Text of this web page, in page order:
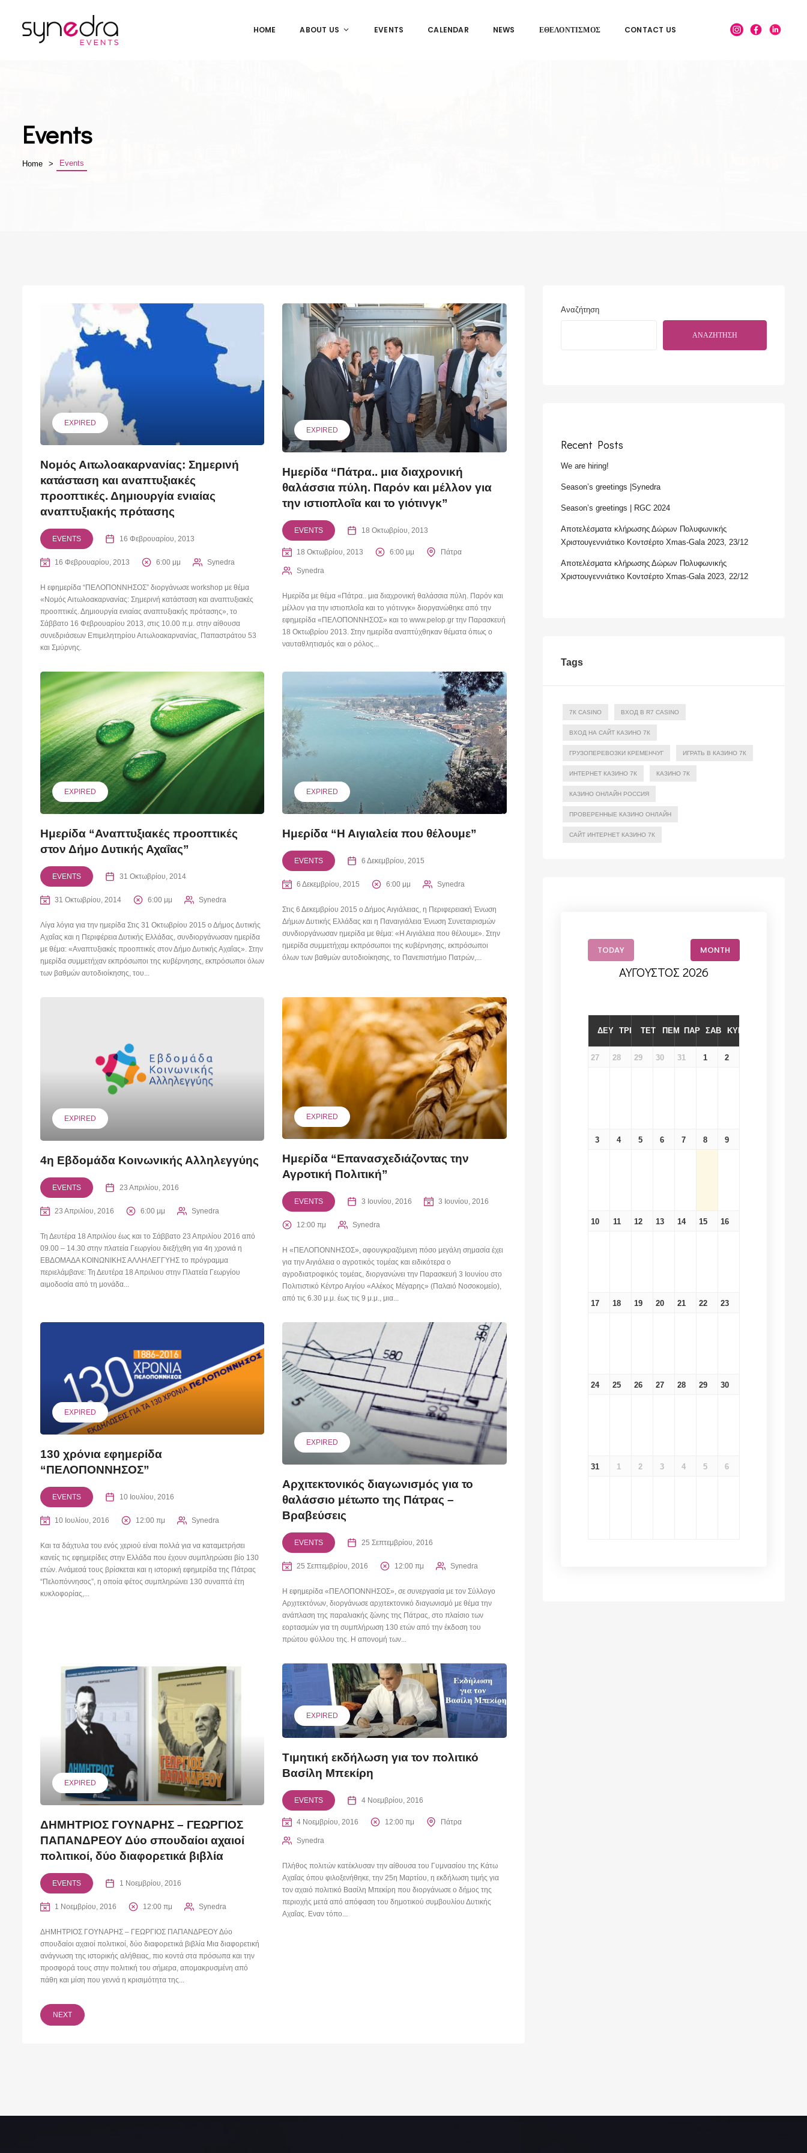
HOME ABOUT US EVENTS CALENDAR NEWS ΕΘΕΛΟΝΤΙΣΜΌΣ CONTACT US INSTAGRAM
FACEBOOKLINKEDIN
Events
Home Events
EXPIRED
Νομός Αιτωλοακαρνανίας: Σημερινή
κατάσταση και αναπτυξιακές
προοπτικές. Δημιουργία ενιαίας
αναπτυξιακής πρότασης
EVENTS 16 Φεβρουαρίου, 2013
16 Φεβρουαρίου, 2013 6:00 μμ Synedra
Η εφημερίδα “ΠΕΛΟΠΟΝΝΗΣΟΣ” διοργάνωσε workshop με θέμα
«Νομός Αιτωλοακαρνανίας: Σημερινή κατάσταση και αναπτυξιακές
προοπτικές. Δημιουργία ενιαίας αναπτυξιακής πρότασης», το
Σάββατο 16 Φεβρουαρίου 2013, στις 10.00 π.μ. στην αίθουσα
συνεδριάσεων Επιμελητηρίου Αιτωλοακαρνανίας, Παπαστράτου 53
και Σμύρνης.
EXPIRED
Ημερίδα “Πάτρα.. μια διαχρονική
θαλάσσια πύλη. Παρόν και μέλλον για
την ιστιοπλοΐα και το γιότινγκ”
EVENTS 18 Οκτωβρίου, 2013
18 Οκτωβρίου, 2013 6:00 μμ Πάτρα
Synedra
Ημερίδα με θέμα «Πάτρα.. μια διαχρονική θαλάσσια πύλη. Παρόν και
μέλλον για την ιστιοπλοΐα και το γιότινγκ» διοργανώθηκε από την
εφημερίδα «ΠΕΛΟΠΟΝΝΗΣΟΣ» και το www.pelop.gr την Παρασκευή
18 Οκτωβρίου 2013. Στην ημερίδα αναπτύχθηκαν θέματα όπως ο
ναυταθλητισμός και ο ρόλος...
EXPIRED
Ημερίδα “Αναπτυξιακές προοπτικές
στον Δήμο Δυτικής Αχαΐας”
EVENTS 31 Οκτωβρίου, 2014
31 Οκτωβρίου, 2014 6:00 μμ Synedra
Λίγα λόγια για την ημερίδα Στις 31 Οκτωβρίου 2015 ο Δήμος Δυτικής
Αχαΐας και η Περιφέρεια Δυτικής Ελλάδας, συνδιοργάνωσαν ημερίδα
με θέμα: «Αναπτυξιακές προοπτικές στον Δήμο Δυτικής Αχαΐας». Στην
ημερίδα συμμετήχαν εκπρόσωποι της κυβέρνησης, εκπρόσωποι όλων
των βαθμών αυτοδιοίκησης, του...
EXPIRED
Ημερίδα “Η Αιγιαλεία που θέλουμε”
EVENTS 6 Δεκεμβρίου, 2015
6 Δεκεμβρίου, 2015 6:00 μμ Synedra
Στις 6 Δεκεμβρίου 2015 ο Δήμος Αιγιάλειας, η Περιφερειακή Ένωση
Δήμων Δυτικής Ελλάδας και η Παναιγιάλεια Ένωση Συνεταιρισμών
συνδιοργάνωσαν ημερίδα με θέμα: «Η Αιγιάλεια που θέλουμε». Στην
ημερίδα συμμετήχαμ εκπρόσωποι της κυβέρνησης, εκπρόσωποι
όλων των βαθμών αυτοδιοίκησης, το Πανεπιστήμιο Πατρών,...
EXPIRED
4η Εβδομάδα Κοινωνικής Αλληλεγγύης
EVENTS 23 Απριλίου, 2016
23 Απριλίου, 2016 6:00 μμ Synedra
Τη Δευτέρα 18 Απριλίου έως και το Σάββατο 23 Απριλίου 2016 από
09.00 – 14.30 στην πλατεία Γεωργίου διεξήχθη για 4η χρονιά η
ΕΒΔΟΜΑΔΑ ΚΟΙΝΩΝΙΚΗΣ ΑΛΛΗΛΕΓΓΥΗΣ το πρόγραμμα
περιελάμβανε: Τη Δευτέρα 18 Απριλιου στην Πλατεία Γεωργίου
αιμοδοσία από τη μονάδα...
EXPIRED
Ημερίδα “Επανασχεδιάζοντας την
Αγροτική Πολιτική”
EVENTS 3 Ιουνίου, 2016 3 Ιουνίου, 2016
12:00 πμ Synedra
Η «ΠΕΛΟΠΟΝΝΗΣΟΣ», αφουγκραζόμενη πόσο μεγάλη σημασία έχει
για την Αιγιάλεια ο αγροτικός τομέας και ειδικότερα ο
αγροδιατροφικός τομέας, διοργανώνει την Παρασκευή 3 Ιουνίου στο
Πολιτιστικό Κέντρο Αιγίου «Αλέκος Μέγαρης» (Παλαιό Νοσοκομείο),
από τις 6.30 μ.μ. έως τις 9 μ.μ., μια...
EXPIRED
130 χρόνια εφημερίδα
“ΠΕΛΟΠΟΝΝΗΣΟΣ”
EVENTS 10 Ιουλίου, 2016
10 Ιουλίου, 2016 12:00 πμ Synedra
Και τα δάχτυλα του ενός χεριού είναι πολλά για να καταμετρήσει
κανείς τις εφημερίδες στην Ελλάδα που έχουν συμπληρώσει βίο 130
ετών. Ανάμεσά τους βρίσκεται και η ιστορική εφημερίδα της Πάτρας
“Πελοπόννησος”, η οποία φέτος συμπληρώνει 130 συναπτά έτη
κυκλοφορίας,...
EXPIRED
Αρχιτεκτονικός διαγωνισμός για το
θαλάσσιο μέτωπο της Πάτρας –
Βραβεύσεις
EVENTS 25 Σεπτεμβρίου, 2016
25 Σεπτεμβρίου, 2016 12:00 πμ Synedra
Η εφημερίδα «ΠΕΛΟΠΟΝΝΗΣΟΣ», σε συνεργασία με τον Σύλλογο
Αρχιτεκτόνων, διοργάνωσε αρχιτεκτονικό διαγωνισμό με θέμα την
ανάπλαση της παραλιακής ζώνης της Πάτρας, στο πλαίσιο των
εορτασμών για τη συμπλήρωση 130 ετών από την έκδοση του
πρώτου φύλλου της. Η απονομή των...
EXPIRED
ΔΗΜΗΤΡΙΟΣ ΓΟΥΝΑΡΗΣ – ΓΕΩΡΓΙΟΣ
ΠΑΠΑΝΔΡΕΟΥ Δύο σπουδαίοι αχαιοί
πολιτικοί, δύο διαφορετικά βιβλία
EVENTS 1 Νοεμβρίου, 2016
1 Νοεμβρίου, 2016 12:00 πμ Synedra
ΔΗΜΗΤΡΙΟΣ ΓΟΥΝΑΡΗΣ – ΓΕΩΡΓΙΟΣ ΠΑΠΑΝΔΡΕΟΥ Δύο
σπουδαίοι αχαιοί πολιτικοί, δύο διαφορετικά βιβλία Μια διαφορετική
ανάγνωση της ιστορικής αλήθειας, πιο κοντά στα πρόσωπα και την
προσφορά τους στην πολιτική του σήμερα, απομακρυσμένη από
πάθη και μίση που γεννά η κρισιμότητα της...
EXPIRED
Τιμητική εκδήλωση για τον πολιτικό
Βασίλη Μπεκίρη
EVENTS 4 Νοεμβρίου, 2016
4 Νοεμβρίου, 2016 12:00 πμ Πάτρα
Synedra
Πλήθος πολιτών κατέκλυσαν την αίθουσα του Γυμνασίου της Κάτω
Αχαΐας όπου φιλοξενήθηκε, την 25η Μαρτίου, η εκδήλωση τιμής για
τον αχαιό πολιτικό Βασίλη Μπεκίρη που διοργάνωσε ο δήμος της
περιοχής μετά από απόφαση του δημοτικού συμβουλίου Δυτικής
Αχαΐας. Εναν τόπο...
NEXT
Αναζήτηση
ΑΝΑΖΉΤΗΣΗ
Recent Posts
We are hiring!
Season’s greetings |Synedra
Season’s greetings | RGC 2024
Αποτελέσματα κλήρωσης Δώρων Πολυφωνικής
Χριστουγεννιάτικο Κοντσέρτο Xmas-Gala 2023, 23/12
Αποτελέσματα κλήρωσης Δώρων Πολυφωνικής
Χριστουγεννιάτικο Κοντσέρτο Xmas-Gala 2023, 22/12
Tags
7К CASINO ВХОД В R7 CASINO
ВХОД НА САЙТ КАЗИНО 7К
ГРУЗОПЕРЕВОЗКИ КРЕМЕНЧУГ ИГРАТЬ В КАЗИНО 7К
ИНТЕРНЕТ КАЗИНО 7К КАЗИНО 7К
КАЗИНО ОНЛАЙН РОССИЯ
ПРОВЕРЕННЫЕ КАЗИНО ОНЛАЙН
САЙТ ИНТЕРНЕТ КАЗИНО 7К
TODAY MONTH
ΑΎΓΟΥΣΤΟΣ 2026
ΔΕΥ ΤΡΙ ΤΕΤ ΠΕΜ ΠΑΡ ΣΑΒ ΚΥΡ
27 28 29 30 31 1 2
3 4 5 6 7 8 9
10 11 12 13 14 15 16
17 18 19 20 21 22 23
24 25 26 27 28 29 30
31 1 2 3 4 5 6